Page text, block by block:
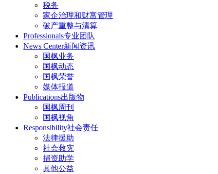
税务
家企治理和财富管理
破产重整与清算
Professionals专业团队
News Center新闻资讯
国枫业务
国枫动态
国枫荣誉
媒体报道
Publications出版物
国枫周刊
国枫视角
Responsibility社会责任
法律援助
社会救灾
捐资助学
其他公益